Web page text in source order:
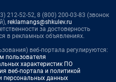
212-52-52, 8 (800) 200-03-83 (звонок
reklamangs@shkulev.ru
за достоверность
в рекламных объявлениях.
веб-портала регулируются:
пользователя
характеристик ПО
веб-портала и политикой
персональных данных